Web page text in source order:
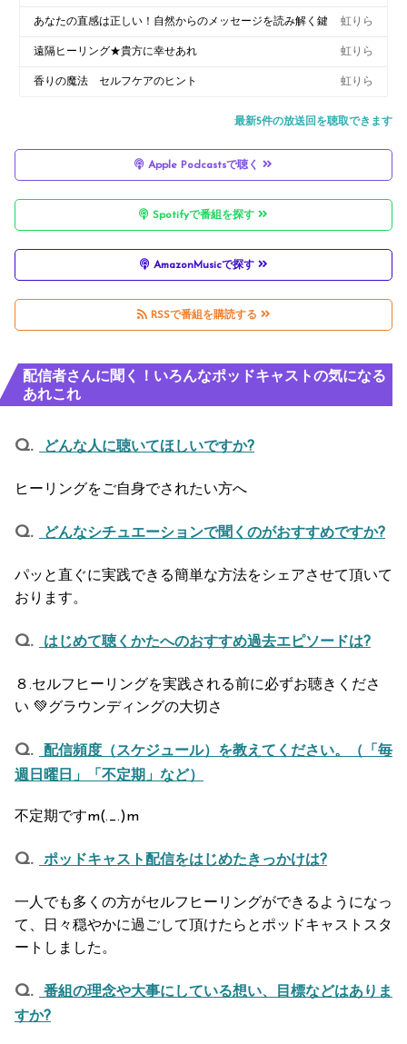
あなたの直感は正しい！自然からのメッセージを読み解く鍵 虹りら
遠隔ヒーリング★貴方に幸せあれ 虹りら
香りの魔法 セルフケアのヒント 虹りら
最新5件の放送回を聴取できます
Apple Podcastsで聴く
Spotifyで番組を探す
AmazonMusicで探す
RSSで番組を購読する
配信者さんに聞く！いろんなポッドキャストの気になる
あれこれ
どんな人に聴いてほしいですか?
ヒーリングをご自身でされたい方へ
どんなシチュエーションで聞くのがおすすめですか?
パッと直ぐに実践できる簡単な方法をシェアさせて頂いて
おります。
はじめて聴くかたへのおすすめ過去エピソードは?
８.セルフヒーリングを実践される前に必ずお聴きくださ
い 💚グラウンディングの大切さ
配信頻度（スケジュール）を教えてください。（「毎
週日曜日」「不定期」など）
不定期ですm(._.)m
ポッドキャスト配信をはじめたきっかけは?
一人でも多くの方がセルフヒーリングができるようになっ
て、日々穏やかに過ごして頂けたらとポッドキャストスタ
ートしました。
番組の理念や大事にしている想い、目標などはありま
すか?